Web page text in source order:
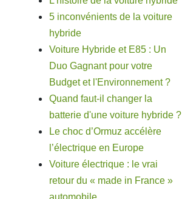
5 inconvénients de la voiture
hybride
Voiture Hybride et E85 : Un
Duo Gagnant pour votre
Budget et l'Environnement ?
Quand faut-il changer la
batterie d'une voiture hybride ?
Le choc d’Ormuz accélère
l’électrique en Europe
Voiture électrique : le vrai
retour du « made in France »
automobile